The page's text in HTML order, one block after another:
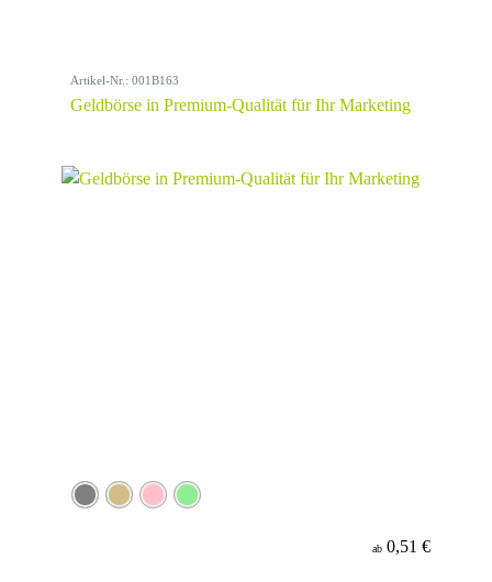
Artikel-Nr.: 001B163
Geldbörse in Premium-Qualität für Ihr Marketing
ab 0,51 €